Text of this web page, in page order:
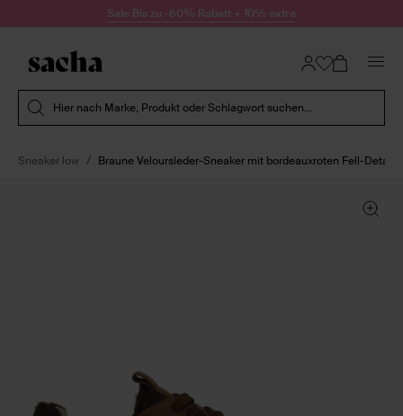
Zum Inhalt springenSale Bis zu -60% Rabatt + 10% extra
Hier nach Marke, Produkt oder Schlagwort suchen...
Sneaker low Braune Veloursleder-Sneaker mit bordeauxroten Fell-Details